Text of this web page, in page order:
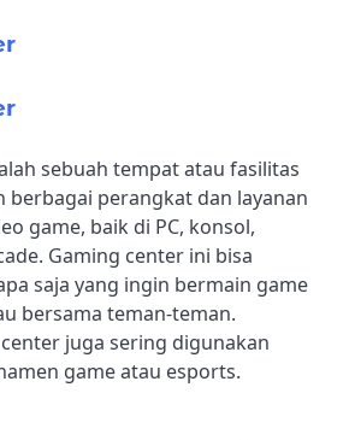
sebuah tempat atau fasilitas
berbagai perangkat dan layanan
game, baik di PC, konsol,
Gaming center ini bisa
saja yang ingin bermain game
bersama teman-teman.
juga sering digunakan
game atau esports.